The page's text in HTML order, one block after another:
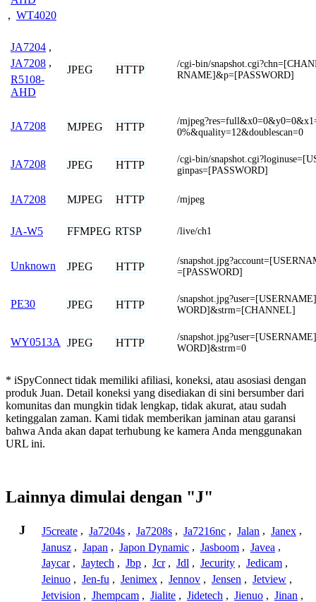
, WT4020
JA7204 ,
JA7208 ,
R5108-
AHD
JPEG HTTP
/cgi-bin/
RNAME]&p=[PASSWORD]
JA7208 MJPEG HTTP
/
0%&quality=12&doublescan=0
JA7208 JPEG HTTP
/cgi-bin/
ginpas=[PASSWORD]
JA7208 MJPEG HTTP /mjpeg
JA-W5 FFMPEG RTSP /live/ch1
Unknown JPEG HTTP
/
=[PASSWORD]
PE30 JPEG HTTP
/
WORD]&strm=[CHANNEL]
WY0513A JPEG HTTP
/
WORD]&strm=0
* iSpyConnect tidak memiliki afiliasi, koneksi, atau asosiasi dengan
produk Juan. Detail koneksi yang disediakan di sini bersumber dari
komunitas dan mungkin tidak lengkap, tidak akurat, atau sudah
ketinggalan zaman. Kami tidak memberikan jaminan atau garansi
bahwa Anda akan dapat terhubung ke kamera Anda menggunakan
URL ini.
Lainnya dimulai dengan "J"
J J5create , Ja7204s , Ja7208s , Ja7216nc , Jalan , Janex ,
Janusz , Japan , Japon Dynamic , Jasboom , Javea ,
Jaycar , Jaytech , Jbp , Jcr , Jdl , Jecurity , Jedicam ,
Jeinuo , Jen-fu , Jenimex , Jennov , Jensen , Jetview ,
Jetvision , Jhempcam , Jialite , Jidetech , Jienuo , Jinan ,